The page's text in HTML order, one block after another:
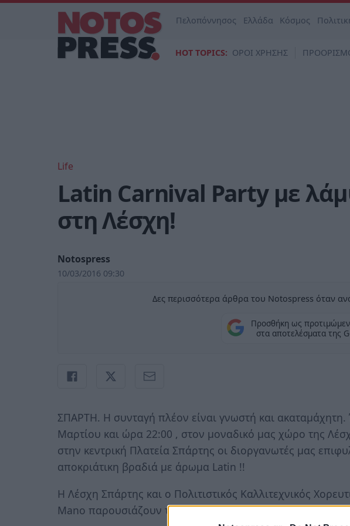
Πελοπόννησος Ελλάδα Κόσμος
HOT TOPICS: ΟΡΟΙ ΧΡΗΣΗΣ
Life
Latin Carnival Party με
στη Λέσχη!
Notospress
10/03/2016 09:30
Δες περισσότερα άρθρα του Notospress όταν
Προσθήκη ως
στα αποτελέσματα της
ΣΠΑΡΤΗ. Η συνταγή πλέον είναι γνωστή και ακαταμάχητη.
Μαρτίου και ώρα 22:00 , στον μοναδικό μας χώρο της
στην κεντρική Πλατεία Σπάρτης οι διοργανωτές μας
αποκριάτικη βραδιά με άρωμα Latin !!
Η Λέσχη Σπάρτης και ο Πολιτιστικός Καλλιτεχνικός
Mano παρουσιάζουν τοLatin Carnival Party με λάμψη